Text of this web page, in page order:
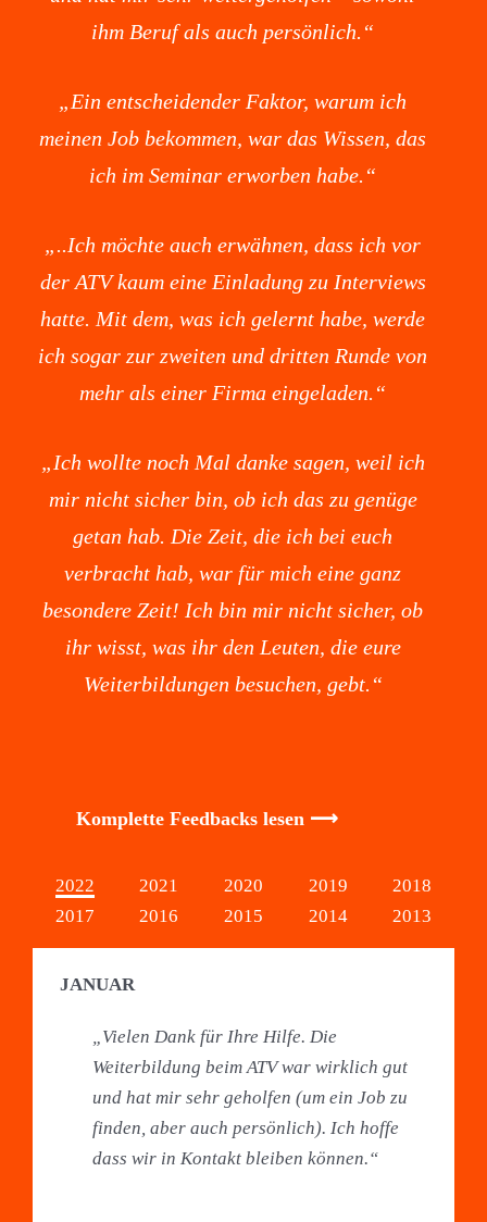
ihm Beruf als auch persönlich.“
„Ein entscheidender Faktor, warum ich
meinen Job bekommen, war das Wissen, das
ich im Seminar erworben habe.“
„..Ich möchte auch erwähnen, dass ich vor
der ATV kaum eine Einladung zu Interviews
hatte. Mit dem, was ich gelernt habe, werde
ich sogar zur zweiten und dritten Runde von
mehr als einer Firma eingeladen.“
„Ich wollte noch Mal danke sagen, weil ich
mir nicht sicher bin, ob ich das zu genüge
getan hab. Die Zeit, die ich bei euch
verbracht hab, war für mich eine ganz
besondere Zeit! Ich bin mir nicht sicher, ob
ihr wisst, was ihr den Leuten, die eure
Weiterbildungen besuchen, gebt.“
Komplette Feedbacks lesen ⟶
2022 2021 2020 2019
2018
2017
2016 2015 2014 2013
JANUAR
„Vielen Dank für Ihre Hilfe. Die
Weiterbildung beim ATV war wirklich gut
und hat mir sehr geholfen (um ein Job zu
finden, aber auch persönlich). Ich hoffe
dass wir in Kontakt bleiben können.“